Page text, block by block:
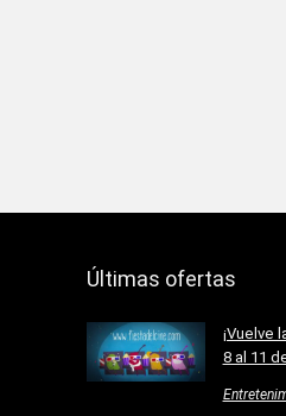
Últimas ofertas
¡Vuelve
8 al 11